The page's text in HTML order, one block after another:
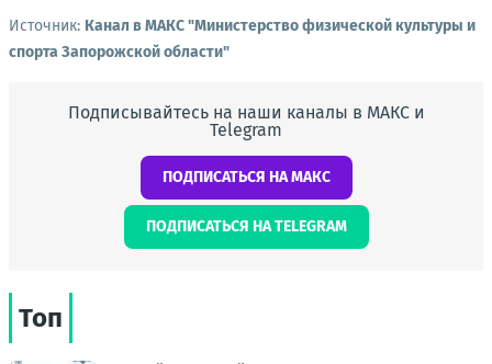
Источник: Канал в МАКС "Министерство физической культуры и
спорта Запорожской области"
Подписывайтесь на наши каналы в МАКС и
Telegram
ПОДПИСАТЬСЯ НА МАКС
ПОДПИСАТЬСЯ НА TELEGRAM
Топ